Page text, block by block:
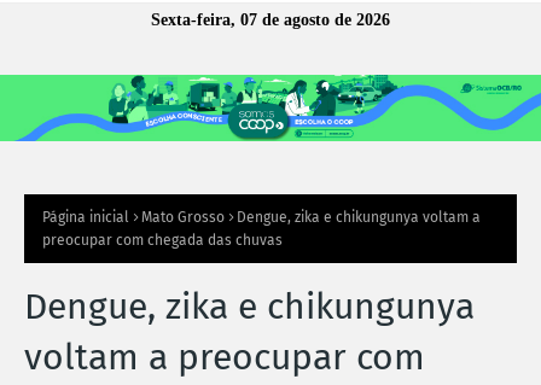
Sexta-feira, 07 de agosto de 2026
Página inicial Mato Grosso
Dengue, zika e chikungunya voltam a
preocupar com chegada das chuvas
Dengue, zika e chikungunya
voltam a preocupar com